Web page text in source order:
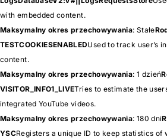
with embedded content.
Maksymalny okres przechowywania: Stałe
TESTCOOKIESENABLEDUsed to track user’s
content.
Maksymalny okres przechowywania: 1 dzień
VISITOR_INFO1_LIVETries to estimate the
integrated YouTube videos.
Maksymalny okres przechowywania: 180 dni
YSCRegisters a unique ID to keep statistics of